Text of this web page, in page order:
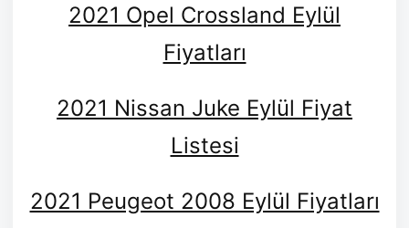
2021 Opel Crossland Eylül
Fiyatları
2021 Nissan Juke Eylül Fiyat
Listesi
2021 Peugeot 2008 Eylül Fiyatları